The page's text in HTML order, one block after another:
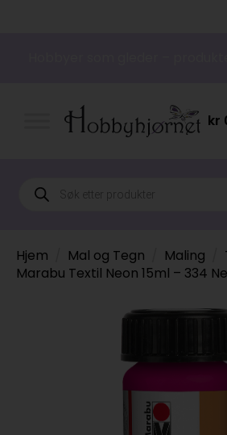
kr
Products
search
Hjem Mal og Tegn Maling
Marabu Textil Neon 15ml – 334